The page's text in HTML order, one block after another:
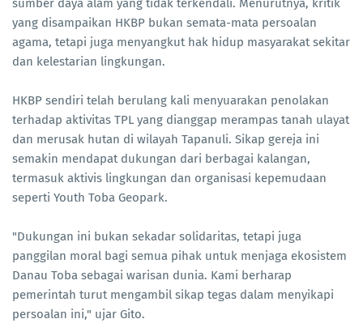
sumber daya alam yang tidak terkendali. Menurutnya, kritik
yang disampaikan HKBP bukan semata-mata persoalan
agama, tetapi juga menyangkut hak hidup masyarakat sekitar
dan kelestarian lingkungan.
HKBP sendiri telah berulang kali menyuarakan penolakan
terhadap aktivitas TPL yang dianggap merampas tanah ulayat
dan merusak hutan di wilayah Tapanuli. Sikap gereja ini
semakin mendapat dukungan dari berbagai kalangan,
termasuk aktivis lingkungan dan organisasi kepemudaan
seperti Youth Toba Geopark.
"Dukungan ini bukan sekadar solidaritas, tetapi juga
panggilan moral bagi semua pihak untuk menjaga ekosistem
Danau Toba sebagai warisan dunia. Kami berharap
pemerintah turut mengambil sikap tegas dalam menyikapi
persoalan ini," ujar Gito.